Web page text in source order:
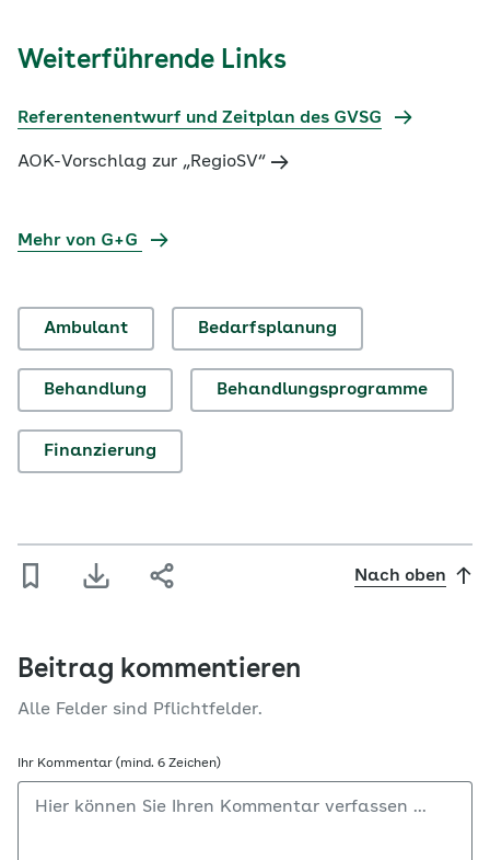
Weiterführende Links
Referentenentwurf und Zeitplan des GVSG
AOK-Vorschlag zur „RegioSV“
Mehr von G+G
Ambulant Bedarfsplanung
Behandlung Behandlungsprogramme
Finanzierung
Nach oben
Beitrag kommentieren
Alle Felder sind Pflichtfelder.
Ihr Kommentar (mind. 6 Zeichen)